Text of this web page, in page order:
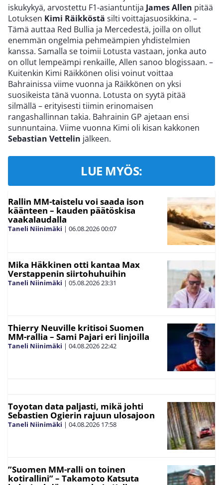
iskukykyä, arvostettu F1-asiantuntija James Allen pitää
Lotuksen Kimi Räikköstä silti voittajasuosikkina. –
Tämä auttaa Red Bullia ja Mercedestä, joilla on ollut
enemmän ongelmia pehmeämpien yhdistelmien
kanssa. Samalla se toimii Lotusta vastaan, jonka auto
on ollut lempeämpi renkaille, Allen sanoo blogissaan. –
Kuitenkin Kimi Räikkönen olisi voinut voittaa
Bahrainissa viime vuonna ja Räikkönen on yksi
suosikeista tänä vuonna. Lotusta on syytä pitää
silmällä – erityisesti tiimin erinomaisen
rangashallinnan takia. Bahrainin GP ajetaan ensi
sunnuntaina. Viime vuonna Kimi oli kisan kakkonen
Sebastian Vettelin jälkeen.
LUE MYÖS:
Rallin MM-taistelu voi saada ison
käänteen – kauden päätöskisa
vaakalaudalla
Taneli Niinimäki | 06.08.202600:07
Mika Häkkinen otti kantaa Max
Verstappenin siirtohuhuihin
Taneli Niinimäki | 05.08.202623:31
Thierry Neuville kritisoi Suomen
MM-rallia – Sami Pajari eri linjoilla
Taneli Niinimäki | 04.08.202622:42
Toyotan data paljasti, mikä johti
Sebastien Ogierin rajuun ulosajoon
Taneli Niinimäki | 04.08.2026 17:58
”Suomen MM-ralli on toinen
kotirallini” – Takamoto Katsuta